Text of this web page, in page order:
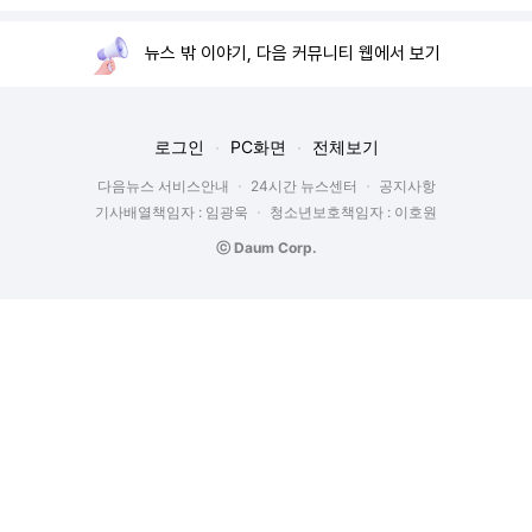
뉴스 밖 이야기, 다음 커뮤니티 웹에서 보기
로그인 PC화면 전체보기
다음뉴스 서비스안내 24시간 뉴스센터
공지사항
기사배열책임자 : 임광욱
청소년보호책임자 : 이호원
ⓒ Daum Corp.